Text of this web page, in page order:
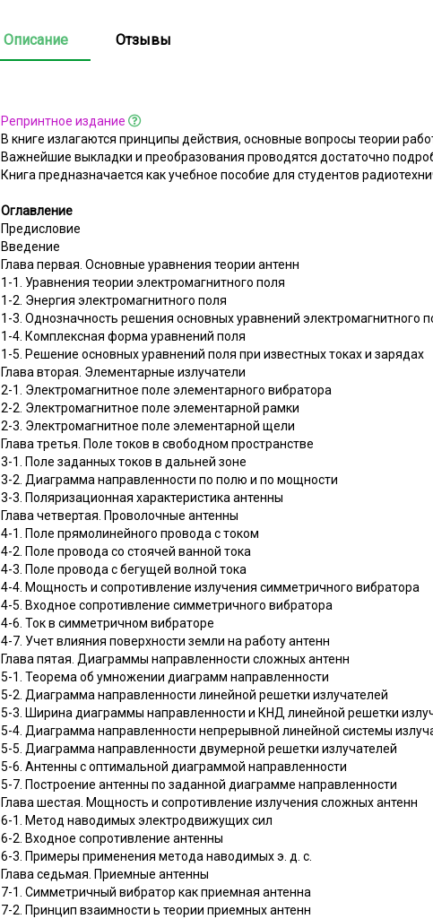
Описание Отзывы
Репринтное издание
В книге излагаются принципы действия, основные вопросы теории
Важнейшие выкладки и преобразования проводятся достаточно
Книга предназначается как учебное пособие для студентов
Оглавление
Предисловие
Введение
Глава первая. Основные уравнения теории антенн
1-1. Уравнения теории электромагнитного поля
1-2. Энергия электромагнитного поля
1-3. Однозначность решения основных уравнений электромагнитного
1-4. Комплексная форма уравнений поля
1-5. Решение основных уравнений поля при известных токах и зарядах
Глава вторая. Элементарные излучатели
2-1. Электромагнитное поле элементарного вибратора
2-2. Электромагнитное поле элементарной рамки
2-3. Электромагнитное поле элементарной щели
Глава третья. Поле токов в свободном пространстве
3-1. Поле заданных токов в дальней зоне
3-2. Диаграмма направленности по полю и по мощности
3-3. Поляризационная характеристика антенны
Глава четвертая. Проволочные антенны
4-1. Поле прямолинейного провода с током
4-2. Поле провода со стоячей ванной тока
4-3. Поле провода с бегущей волной тока
4-4. Мощность и сопротивление излучения симметричного вибратора
4-5. Входное сопротивление симметричного вибратора
4-6. Ток в симметричном вибраторе
4-7. Учет влияния поверхности земли на работу антенн
Глава пятая. Диаграммы направленности сложных антенн
5-1. Теорема об умножении диаграмм направленности
5-2. Диаграмма направленности линейной решетки излучателей
5-3. Ширина диаграммы направленности и КНД линейной решетки
5-4. Диаграмма направленности непрерывной линейной системы
5-5. Диаграмма направленности двумерной решетки излучателей
5-6. Антенны с оптимальной диаграммой направленности
5-7. Построение антенны по заданной диаграмме направленности
Глава шестая. Мощность и сопротивление излучения сложных антенн
6-1. Метод наводимых электродвижущих сил
6-2. Входное сопротивление антенны
6-3. Примеры применения метода наводимых э. д. с.
Глава седьмая. Приемные антенны
7-1. Симметричный вибратор как приемная антенна
7-2. Принцип взаимности ь теории приемных антенн